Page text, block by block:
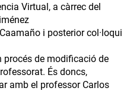
Virtual, a càrrec del
i posterior col·loqui
de modificació de
És doncs,
amb el professor Carlos